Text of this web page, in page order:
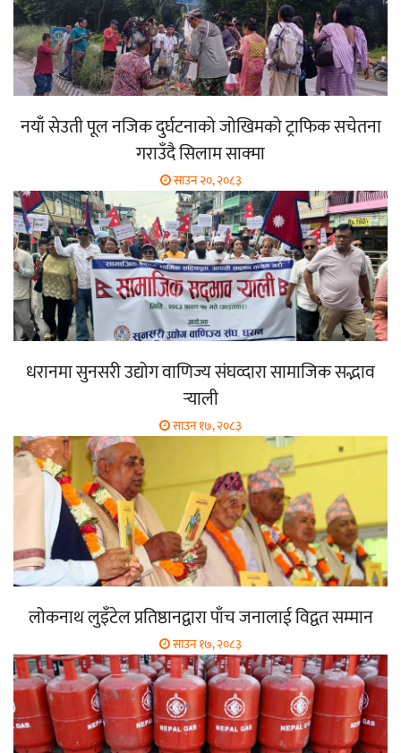
नयाँ सेउती पूल नजिक दुर्घटनाको जोखिमको ट्राफिक सचेतना
गराउँदै सिलाम साक्मा
साउन २०, २०८३
धरानमा सुनसरी उद्योग वाणिज्य संघव्दारा सामाजिक सद्भाव
र्‍याली
साउन १७, २०८३
लोकनाथ लुइँटेल प्रतिष्ठानद्वारा पाँच जनालाई विद्वत सम्मान
साउन १७, २०८३